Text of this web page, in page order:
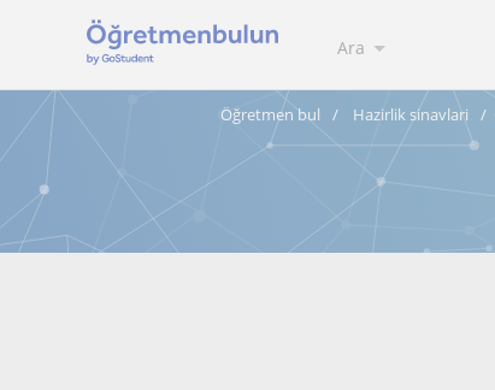
Ara
Öğretmen bul Hazirlik sinavlari